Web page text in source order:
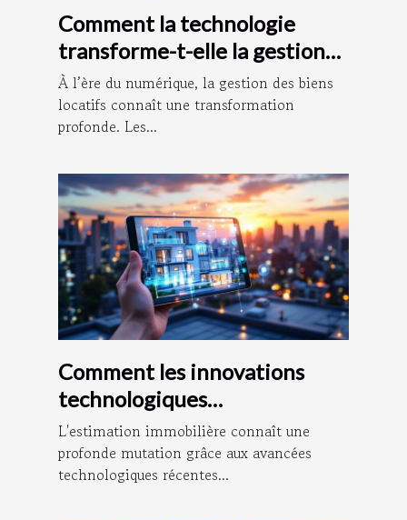
Comment la technologie
transforme-t-elle la gestion
des biens locatifs ?
À l’ère du numérique, la gestion des biens
locatifs connaît une transformation
profonde. Les...
Comment les innovations
technologiques
transforment-elles
l'estimation immobilière ?
L'estimation immobilière connaît une
profonde mutation grâce aux avancées
technologiques récentes...